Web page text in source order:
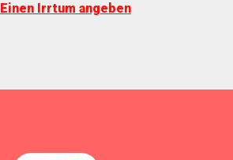
Einen Irrtum angeben